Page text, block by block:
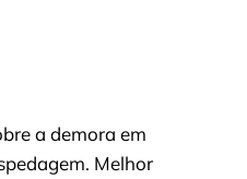
a demora em
Melhor